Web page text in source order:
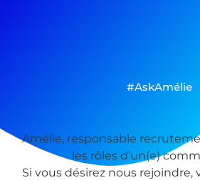
#AskAmélie
Amélie, responsable
les rôles d’un(e)
Si vous désirez nous rejoindre,